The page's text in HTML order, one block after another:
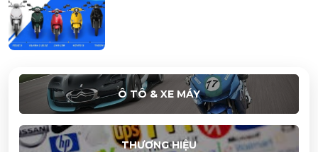
Ô TÔ & XE MÁY
THƯƠNG HIỆU